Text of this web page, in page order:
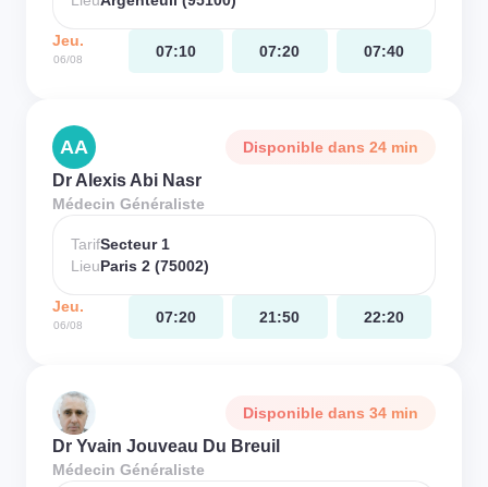
Jeu.
06/08 07:10 07:20 07:40
AA Disponible dans 24 min
Dr Alexis Abi Nasr
Médecin Généraliste
TarifSecteur 1
LieuParis 2 (75002)
Jeu.
06/08 07:20 21:50 22:20
Disponible dans 34 min
Dr Yvain Jouveau Du Breuil
Médecin Généraliste